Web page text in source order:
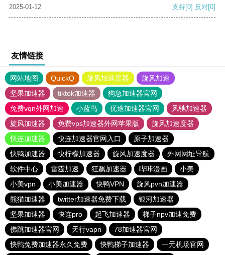
2025-01-12 支持[0] 反对[0]
友情链接
网站地图 QuickQ 旋风加速度器
旋风加速
坚果加速器
tiktok加速器
狗急加速器官网
免费vqn外网加速
小蓝鸟 优途加速器官网
风驰加速器
旋风加速器
免费vps加速器外网苹果版
旋风加速度器
快连加速器
快连加速器官网入口
原子加速器
快鸭加速器
快柠檬加速器 旋风加速度器
外网网址导航
软件中心
雷霆加速 狂飙加速器 哔咔漫画
小美
小美vpn
小美加速器 快鸭VPN
旋风pvn加速器
熊猫加速器
twitter加速器免费下载
银河加速器
坚果加速器
快连pro 起飞加速器
梯子npv加速免费
佛跳加速器官网
天行vapn
78加速器官网
快鸭免费加速器永久免费
快鸭梯子加速器
一元机场官网